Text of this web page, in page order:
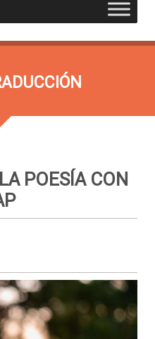
POESÍA CON